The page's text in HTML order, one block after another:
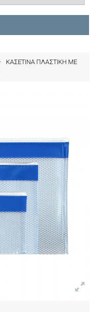
ΚΑΣΕΤΙΝΑ ΠΛΑΣΤΙΚΗ ΜΕ